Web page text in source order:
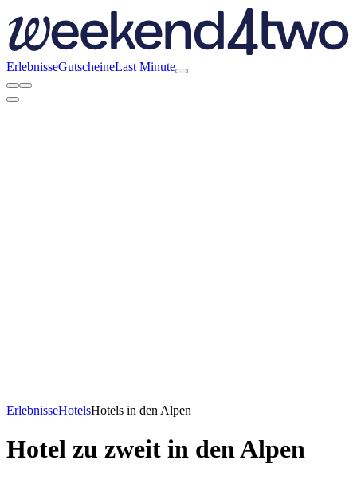
ErlebnisseGutscheineLast Minute
ErlebnisseHotelsHotels in den Alpen
Hotel zu zweit in den Alpen